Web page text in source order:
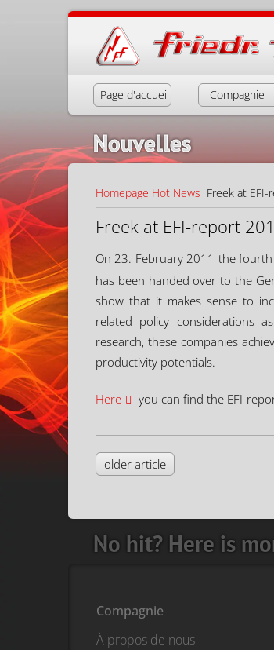
Page d'accueil Compagnie
Nouvelles
Homepage Hot News Freek at EFI-
Freek at EFI-report
On 23. February 2011 the
has been handed over to the
show that it makes sense to
related policy considerations
research, these companies
productivity potentials.
Here you can find the EFI-
older article
No hit? Here is
Compagnie
À propos de nous